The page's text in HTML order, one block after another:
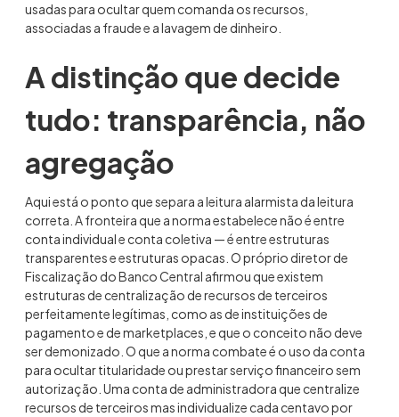
usadas para ocultar quem comanda os recursos,
associadas a fraude e a lavagem de dinheiro.
A distinção que decide
tudo: transparência, não
agregação
Aqui está o ponto que separa a leitura alarmista da leitura
correta. A fronteira que a norma estabelece não é entre
conta individual e conta coletiva — é entre estruturas
transparentes e estruturas opacas. O próprio diretor de
Fiscalização do Banco Central afirmou que existem
estruturas de centralização de recursos de terceiros
perfeitamente legítimas, como as de instituições de
pagamento e de marketplaces, e que o conceito não deve
ser demonizado. O que a norma combate é o uso da conta
para ocultar titularidade ou prestar serviço financeiro sem
autorização. Uma conta de administradora que centralize
recursos de terceiros mas individualize cada centavo por